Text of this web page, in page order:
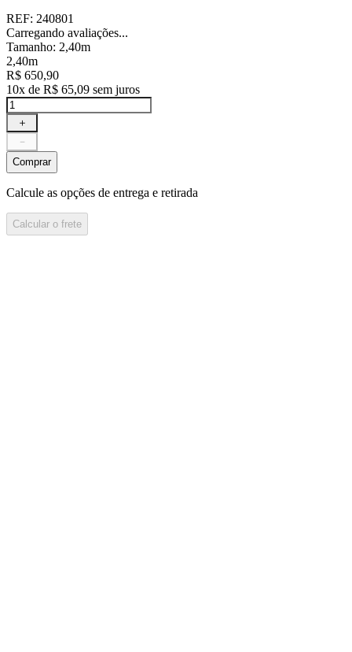
REF: 240801
Carregando avaliações...
Tamanho: 2,40m
2,40m
R$ 650,90
10x de R$ 65,09 sem juros
＋
－
Comprar
Calcule as opções de entrega e retirada
Calcular o frete